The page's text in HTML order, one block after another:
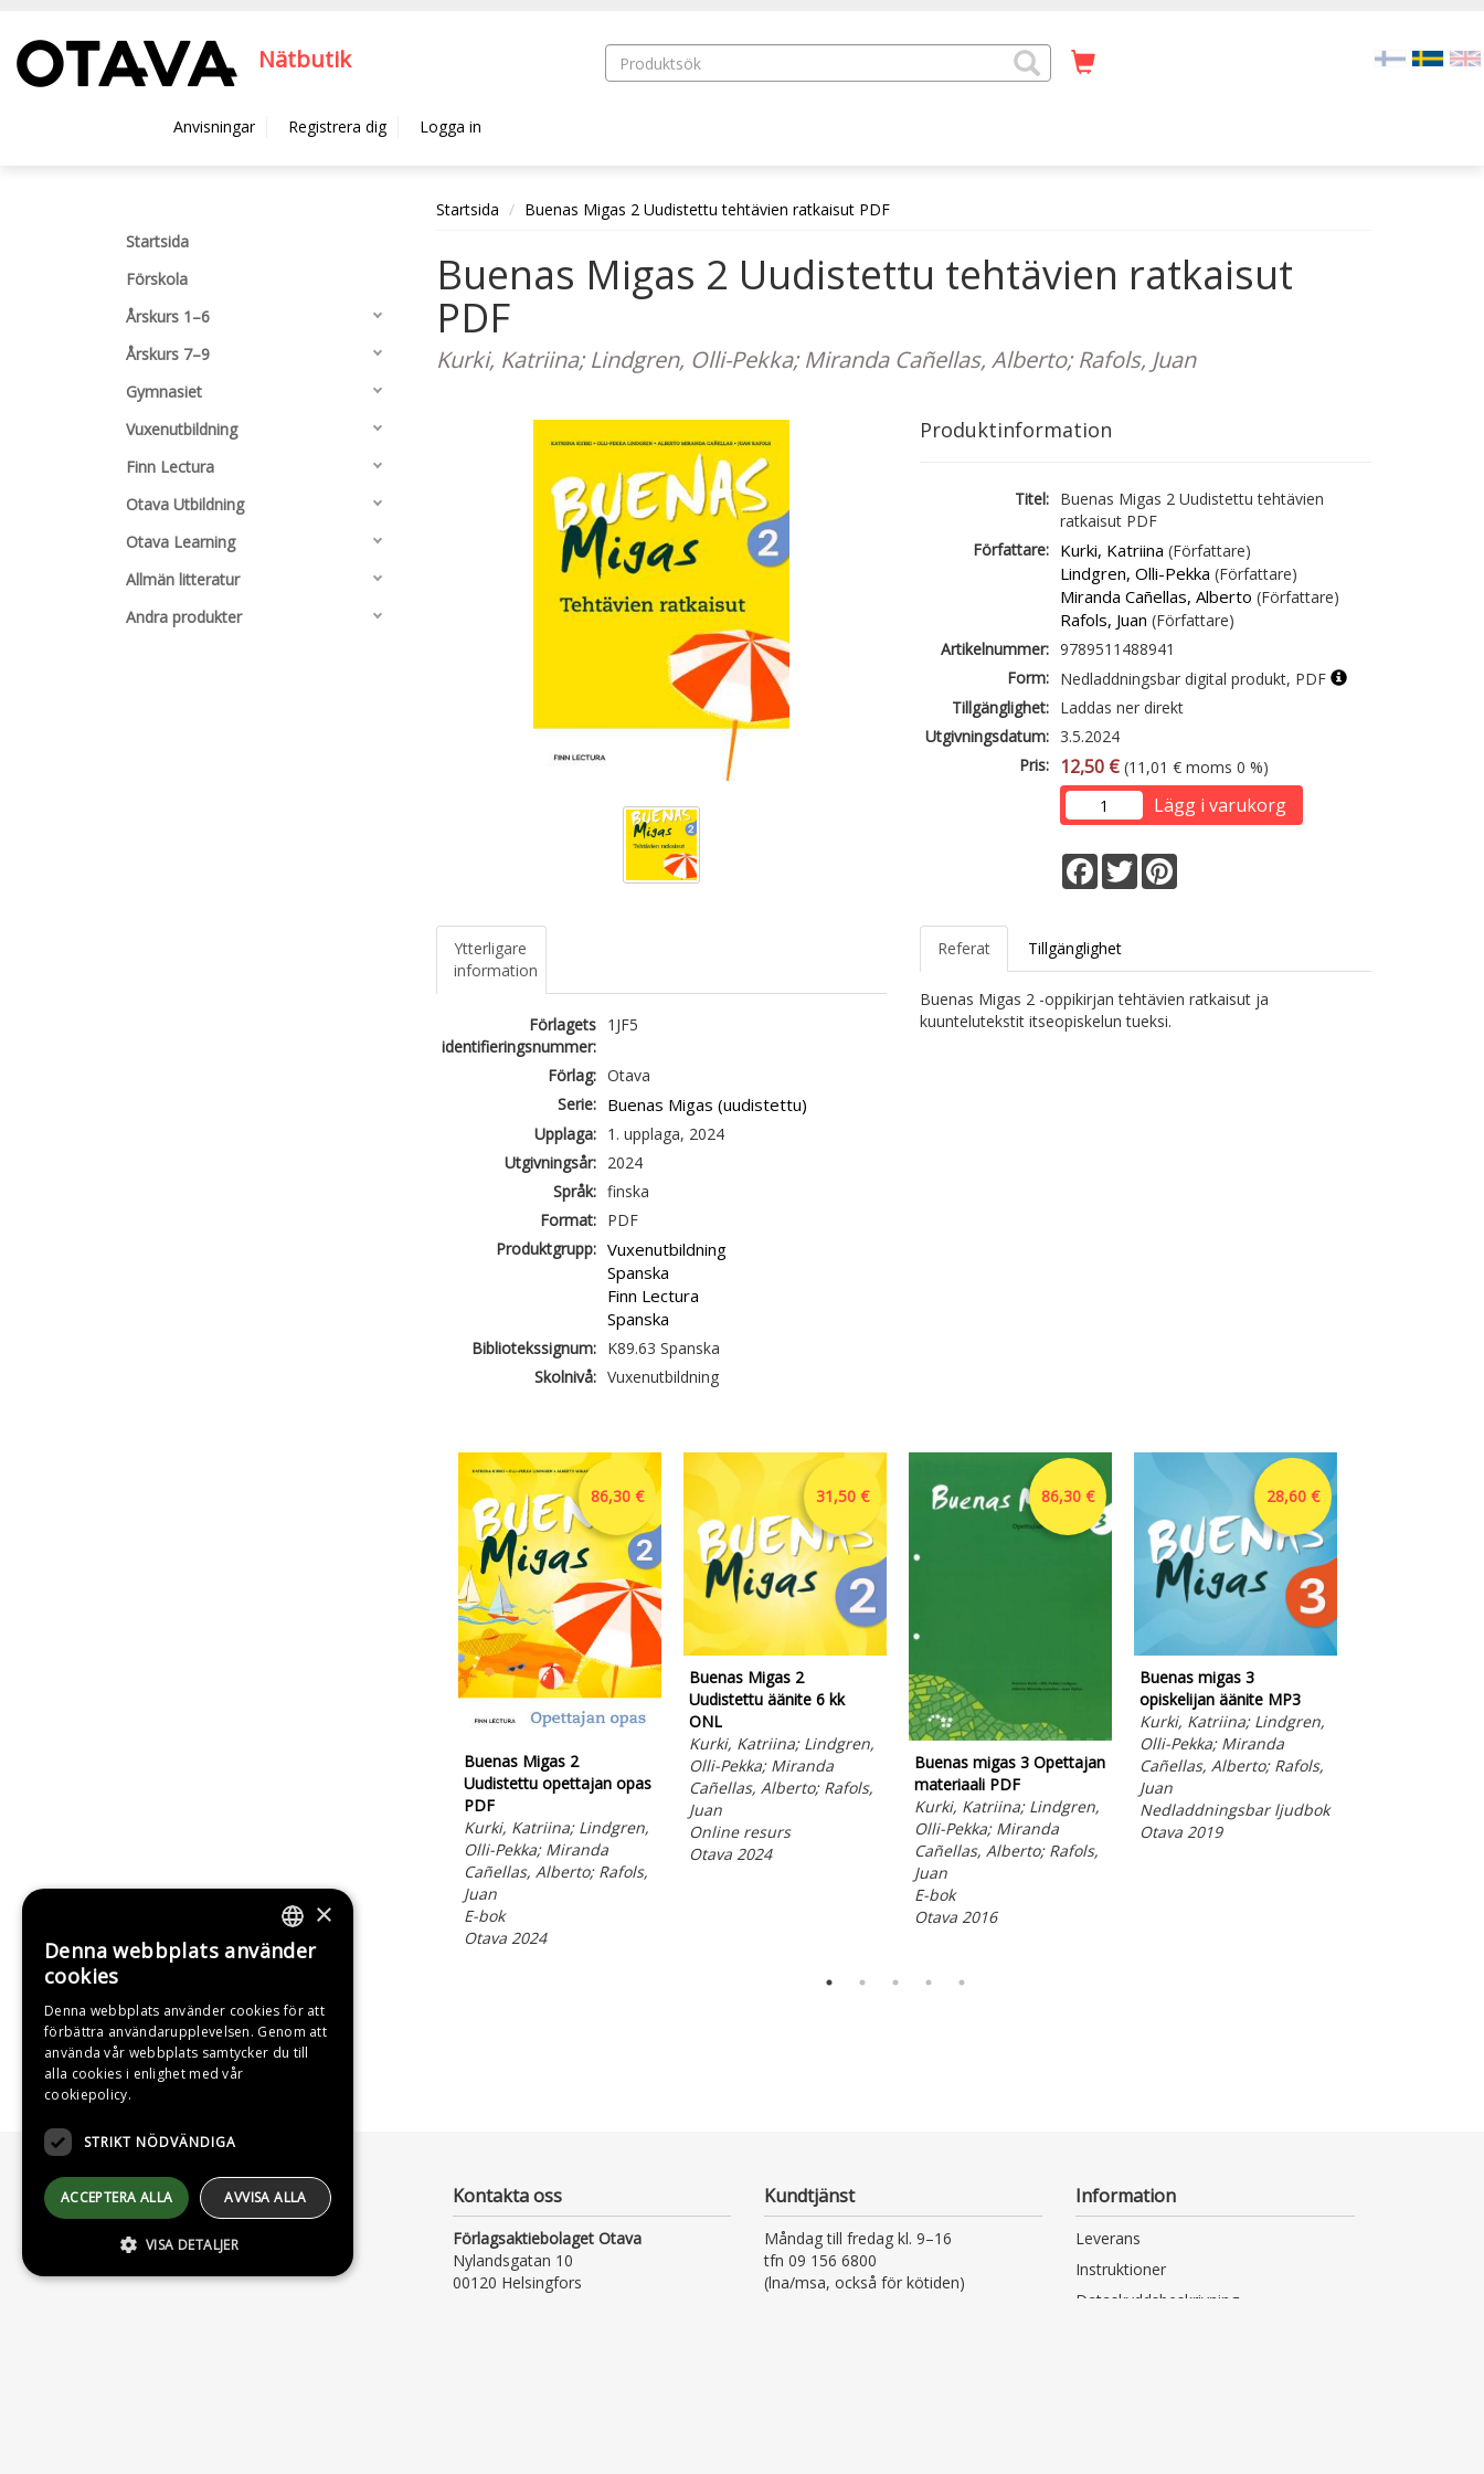
Nätbutik
Anvisningar Registrera dig Logga in
Startsida
Förskola
Årskurs 1–6
Årskurs 7–9
Gymnasiet
Vuxenutbildning
Finn Lectura
Otava Utbildning
Otava Learning
Allmän litteratur
Andra produkter
Startsida Buenas Migas 2 Uudistettu tehtävien ratkaisut PDF
Buenas Migas 2 Uudistettu tehtävien ratkaisut
PDF
Kurki, Katriina; Lindgren, Olli-Pekka; Miranda Cañellas, Alberto; Rafols, Juan
Produktinformation
Titel: Buenas Migas 2 Uudistettu tehtävien
ratkaisut PDF
Författare: Kurki, Katriina (Författare)
Lindgren, Olli-Pekka (Författare)
Miranda Cañellas, Alberto (Författare)
Rafols, Juan (Författare)
Artikelnummer: 9789511488941
Form: Nedladdningsbar digital produkt, PDF
Tillgänglighet: Laddas ner direkt
Utgivningsdatum: 3.5.2024
Pris:
12,50 € (11,01 € moms 0 %)
Lägg i varukorg
Facebook
Twitter
Ytterligare
information
Förlagets
identifieringsnummer:
1JF5
Förlag: Otava
Serie:
Buenas Migas (uudistettu)
Upplaga:
1. upplaga, 2024
Utgivningsår:
2024
Språk: finska
Format:
PDF
Produktgrupp: Vuxenutbildning
Spanska
Finn Lectura
Spanska
Bibliotekssignum:
K89.63 Spanska
Skolnivå: Vuxenutbildning
Referat Tillgänglighet
Buenas Migas 2 -oppikirjan tehtävien ratkaisut ja
kuuntelutekstit itseopiskelun tueksi.
86,30 €
Buenas Migas 2
Uudistettu opettajan opas
PDF
Kurki, Katriina; Lindgren,
Olli-Pekka; Miranda
Cañellas, Alberto; Rafols,
Juan
E-bok
Otava 2024
31,50 €
Buenas Migas 2
Uudistettu äänite 6 kk
ONL
Kurki, Katriina; Lindgren,
Olli-Pekka; Miranda
Cañellas, Alberto; Rafols,
Juan
Online resurs
Otava 2024
86,30 €
Buenas migas 3 Opettajan
materiaali PDF
Kurki, Katriina; Lindgren,
Olli-Pekka; Miranda
Cañellas, Alberto; Rafols,
Juan
E-bok
Otava 2016
28,60 €
Buenas migas 3
opiskelijan äänite MP3
Kurki, Katriina; Lindgren,
Olli-Pekka; Miranda
Cañellas, Alberto; Rafols,
Juan
Nedladdningsbar ljudbok
Otava 2019
Kontakta oss
Förlagsaktiebolaget Otava
Nylandsgatan 10
00120 Helsingfors
Kundtjänst
Måndag till fredag kl. 9–16
tfn 09 156 6800
(lna/msa, också för kötiden)
Information
Leverans
Instruktioner
Dataskyddsbeskrivning
FINNISH
ENGLISH
×
Denna webbplats använder
cookies
Denna webbplats använder cookies för att
förbättra användarupplevelsen. Genom att
använda vår webbplats samtycker du till
alla cookies i enlighet med vår
cookiepolicy.
STRIKT NÖDVÄNDIGA
ACCEPTERA ALLA AVVISA ALLA
VISA DETALJER